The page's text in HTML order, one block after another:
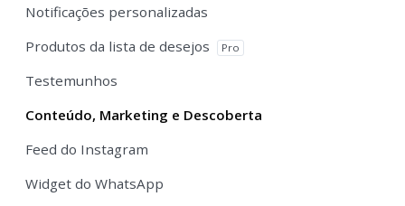
Notificações personalizadas
Produtos da lista de desejos
Pro
Testemunhos
Conteúdo, Marketing e Descoberta
Feed do Instagram
Widget do WhatsApp